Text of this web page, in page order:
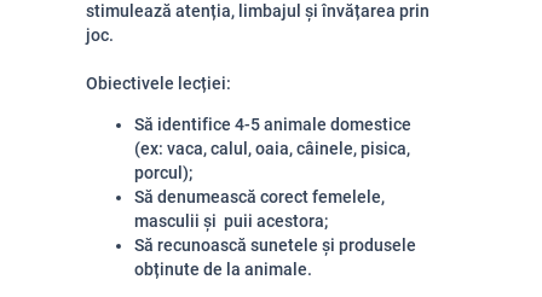
stimulează atenția, limbajul și învățarea prin
joc.
Obiectivele lecției:
Să identifice 4-5 animale domestice
(ex: vaca, calul, oaia, câinele, pisica,
porcul);
Să denumească corect femelele,
masculii și puii acestora;
Să recunoască sunetele și produsele
obținute de la animale.